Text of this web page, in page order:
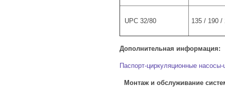
UPC 32/80 135 / 190 /
Дополнительная информация:
Паспорт-циркуляционные
Монтаж и обслуживание